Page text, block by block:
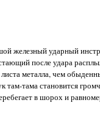
железный ударный
после удара
листа металла, чем
там-тама становится
в шорох и